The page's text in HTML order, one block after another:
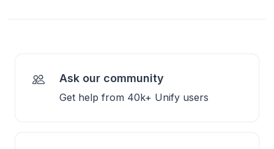
Ask our community
Get help from 40k+ Unify users